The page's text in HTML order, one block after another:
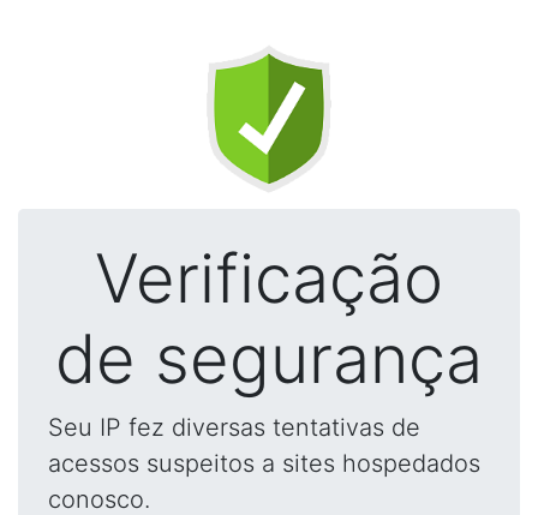
Verificação
de segurança
Seu IP fez diversas tentativas de
acessos suspeitos a sites hospedados
conosco.